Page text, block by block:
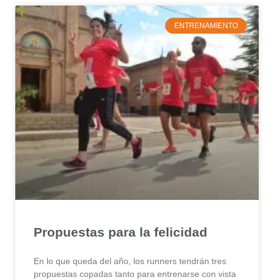
ENTRENAMIENTO
Propuestas para la felicidad
En lo que queda del año, los runners tendrán tres
propuestas copadas tanto para entrenarse con vista